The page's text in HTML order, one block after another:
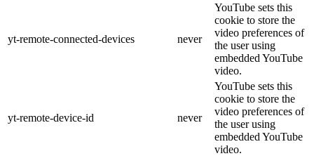
yt-remote-connected-devices never
YouTube sets this
cookie to store the
video preferences of
the user using
embedded YouTube
video.
yt-remote-device-id never
YouTube sets this
cookie to store the
video preferences of
the user using
embedded YouTube
video.